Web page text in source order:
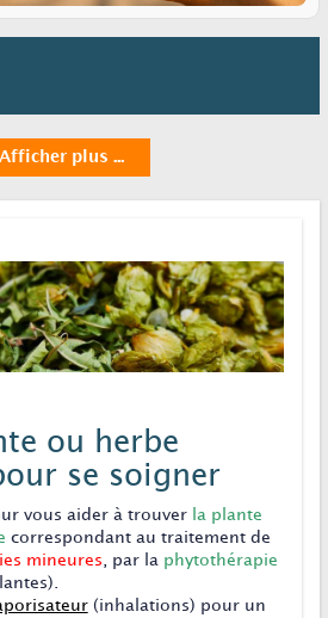
Afficher plus ...
ou herbe
se soigner
vous aider à trouver
la plante
correspondant au traitement de
mineures , par la phytothérapie
(inhalations) pour un